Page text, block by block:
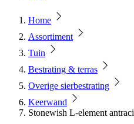
Home
Assortiment
Tuin
Bestrating & terras
Overige sierbestrating
Keerwand
Stonewish L-element